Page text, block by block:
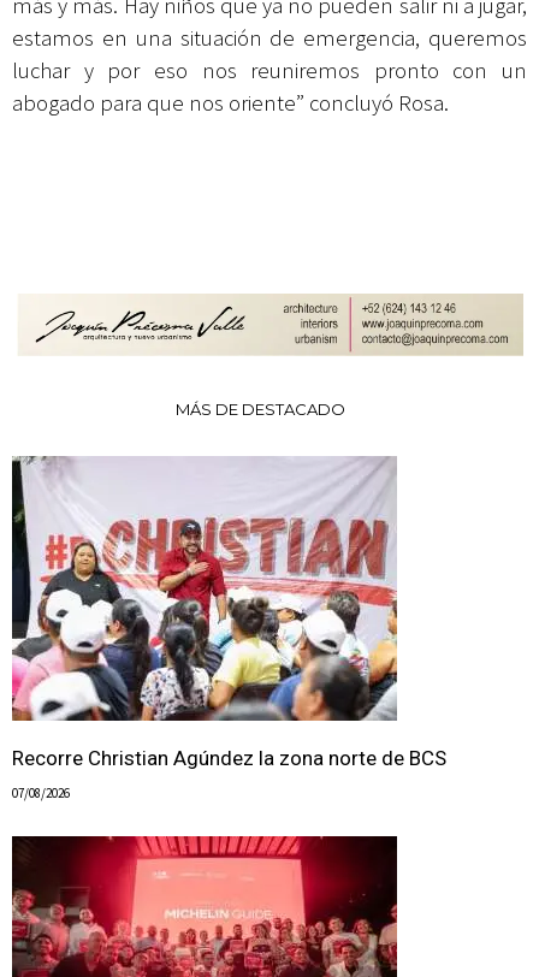
estamos en una situación de emergencia, queremos
luchar y por eso nos reuniremos pronto con un
abogado para que nos oriente” concluyó Rosa.
MÁS DE DESTACADO
Recorre Christian Agúndez la zona norte de BCS
07/08/2026